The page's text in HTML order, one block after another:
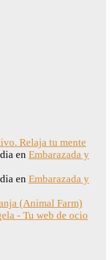
Relaja tu mente
en Embarazada y
en Embarazada y
(Animal Farm)
- Tu web de ocio